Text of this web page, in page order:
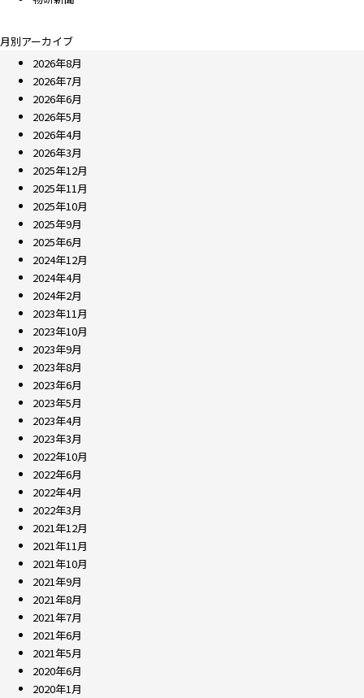
月別アーカイブ
2026年8月
2026年7月
2026年6月
2026年5月
2026年4月
2026年3月
2025年12月
2025年11月
2025年10月
2025年9月
2025年6月
2024年12月
2024年4月
2024年2月
2023年11月
2023年10月
2023年9月
2023年8月
2023年6月
2023年5月
2023年4月
2023年3月
2022年10月
2022年6月
2022年4月
2022年3月
2021年12月
2021年11月
2021年10月
2021年9月
2021年8月
2021年7月
2021年6月
2021年5月
2020年6月
2020年1月